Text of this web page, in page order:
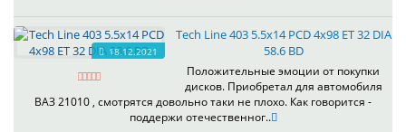
18.12.2021
Tech Line 403 5.5x14 PCD 4x98 ET 32 DIA
58.6 BD
Положительные эмоции от покупки
дисков. Приобретал для автомобиля
ВАЗ 21010 , смотрятся довольно таки не плохо. Как говорится -
поддержи отечественног..